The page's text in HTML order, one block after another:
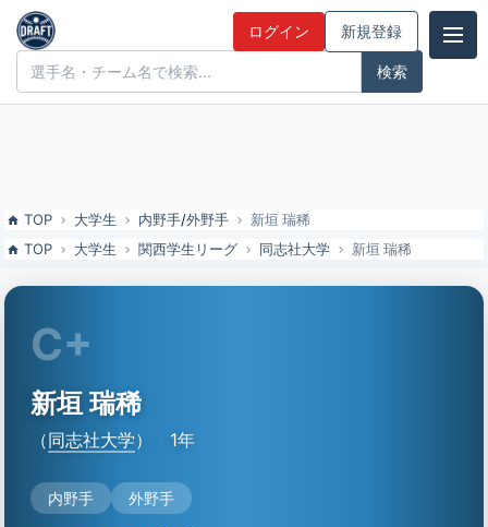
新垣 瑞稀（同志社大）の特徴とドラフト評価 | ドラフト候補とみんな
の評価
ドラフト候補とみんなの評価 ログイン 新規登録
TOP 大学生 内野手/外野手
新垣 瑞稀
TOP
大学生 関西学生リーグ 同志社大学 新垣 瑞稀
C+
新垣 瑞稀
（同志社大学） 1年
内野手 外野手